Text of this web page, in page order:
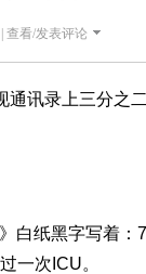
查看/发表评论
讯录上三分之
白纸黑字写着：
一次ICU。